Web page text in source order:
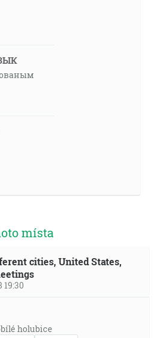
místa
cities, United States,
19:30
holubice